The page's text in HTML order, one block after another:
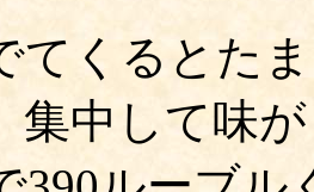
てくるとた
集中して味